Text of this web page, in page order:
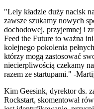
"Lely kładzie duży nacisk
zawsze szukamy nowych
dochodowej, przyjemnej i
Feed the Future to ważna
kolejnego pokolenia
którzy mogą zastosować
niecierpliwością czekamy
razem ze startupami." -
Kim Geesink, dyrektor ds.
Rockstart, skomentował